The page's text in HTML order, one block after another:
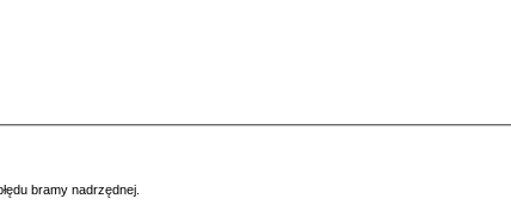
bramy nadrzędnej.